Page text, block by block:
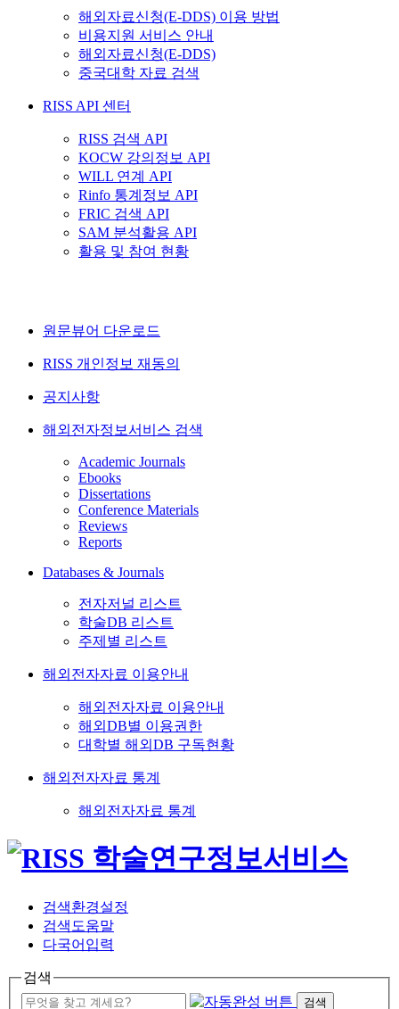
해외자료신청(E-DDS) 이용 방법
비용지원 서비스 안내
해외자료신청(E-DDS)
중국대학 자료 검색
RISS API 센터
RISS 검색 API
KOCW 강의정보 API
WILL 연계 API
Rinfo 통계정보 API
FRIC 검색 API
SAM 분석활용 API
활용 및 참여 현황
원문뷰어 다운로드
RISS 개인정보 재동의
공지사항
해외전자정보서비스 검색
Academic Journals
Ebooks
Dissertations
Conference Materials
Reviews
Reports
Databases & Journals
전자저널 리스트
학술DB 리스트
주제별 리스트
해외전자자료 이용안내
해외전자자료 이용안내
해외DB별 이용권한
대학별 해외DB 구독현황
해외전자자료 통계
해외전자자료 통계
검색환경설정
검색도움말
다국어입력
검색
검색